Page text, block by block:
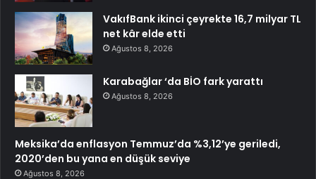
VakıfBank ikinci çeyrekte 16,7 milyar TL
net kâr elde etti
Ağustos 8, 2026
Karabağlar ‘da BİO fark yarattı
Ağustos 8, 2026
Meksika’da enflasyon Temmuz’da %3,12’ye geriledi,
2020’den bu yana en düşük seviye
Ağustos 8, 2026